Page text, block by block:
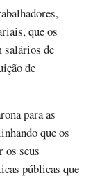
que os
salários de
de
para as
que os
os seus
públicas que